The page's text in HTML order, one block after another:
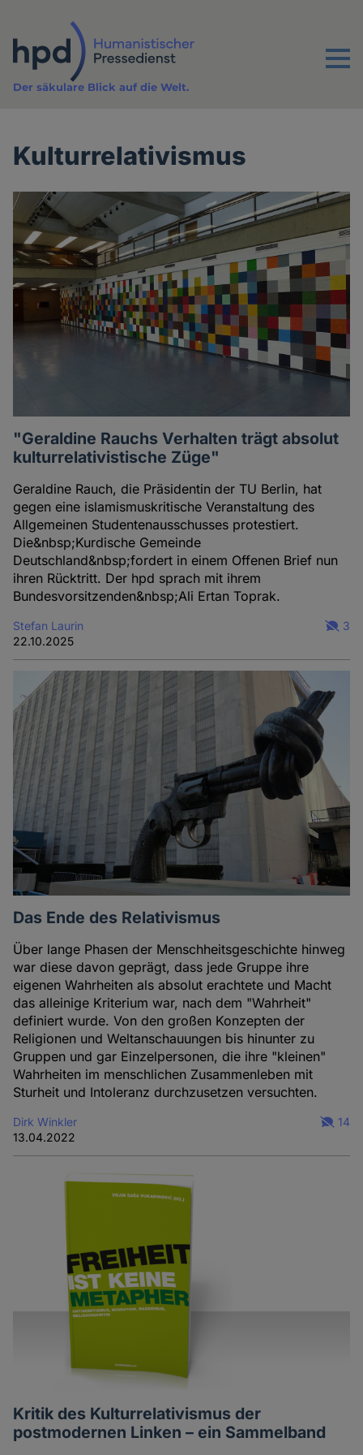
Inhalt
Menu
Der säkulare Blick auf die Welt.
Kulturrelativismus
"Geraldine Rauchs Verhalten trägt absolut
kulturrelativistische Züge"
Geraldine Rauch, die Präsidentin der TU Berlin, hat
gegen eine islamismuskritische Veranstaltung des
Allgemeinen Studentenausschusses protestiert.
Die&nbsp;Kurdische Gemeinde
Deutschland&nbsp;fordert in einem Offenen Brief nun
ihren Rücktritt. Der hpd sprach mit ihrem
Bundesvorsitzenden&nbsp;Ali Ertan Toprak.
Stefan Laurin
22.10.2025
3
Das Ende des Relativismus
Über lange Phasen der Menschheitsgeschichte hinweg
war diese davon geprägt, dass jede Gruppe ihre
eigenen Wahrheiten als absolut erachtete und Macht
das alleinige Kriterium war, nach dem "Wahrheit"
definiert wurde. Von den großen Konzepten der
Religionen und Weltanschauungen bis hinunter zu
Gruppen und gar Einzelpersonen, die ihre "kleinen"
Wahrheiten im menschlichen Zusammenleben mit
Sturheit und Intoleranz durchzusetzen versuchten.
Dirk Winkler
13.04.2022
14
Kritik des Kulturrelativismus der
postmodernen Linken – ein Sammelband